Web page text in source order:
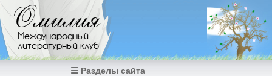
Перейти к основному содержанию
Омилия
Международный
литературный клуб
☰ Разделы сайта